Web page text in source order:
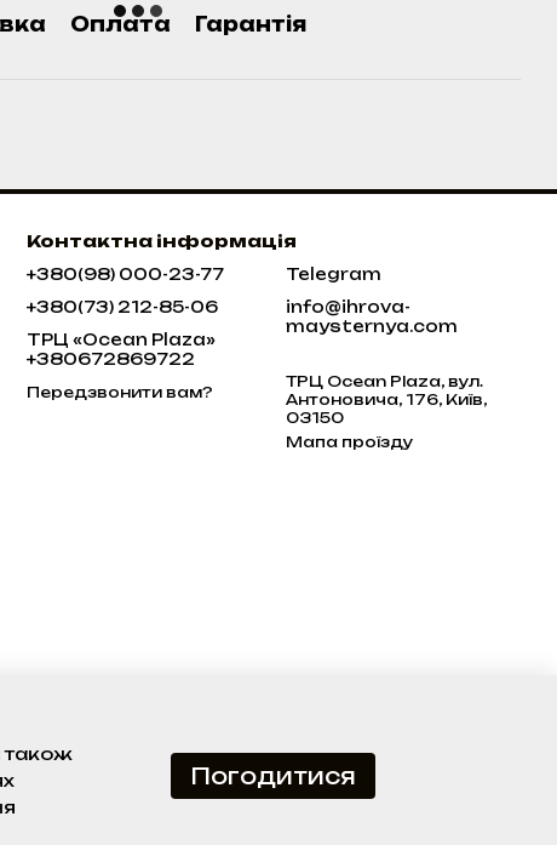
Оплата Гарантія
Контактна інформація
+380(98) 000-23-77
+380(73) 212-85-06
ТРЦ «Ocean Plaza»
+380672869722
Передзвонити вам?
Telegram
info@ihrova-
maysternya.com
ТРЦ Ocean Plaza, вул.
Антоновича, 176, Київ,
03150
Мапа проїзду
також
Погодитися